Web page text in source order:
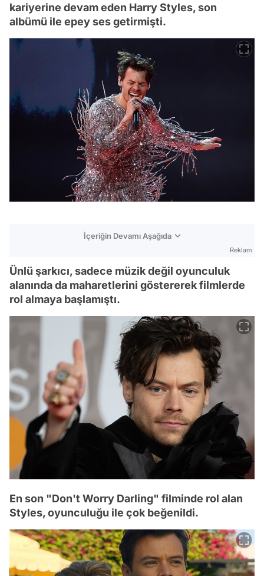
kariyerine devam eden Harry Styles, son
albümü ile epey ses getirmişti.
İçeriğin Devamı Aşağıda
Reklam
Ünlü şarkıcı, sadece müzik değil oyunculuk
alanında da maharetlerini göstererek filmlerde
rol almaya başlamıştı.
En son "Don't Worry Darling" filminde rol alan
Styles, oyunculuğu ile çok beğenildi.